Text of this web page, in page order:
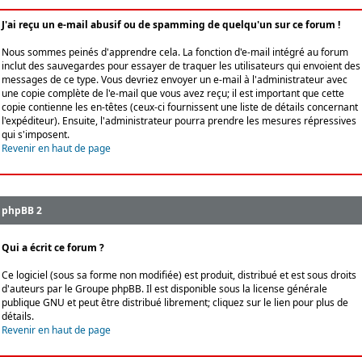
J'ai reçu un e-mail abusif ou de spamming de quelqu'un sur ce forum !
Nous sommes peinés d'apprendre cela. La fonction d'e-mail intégré au forum
inclut des sauvegardes pour essayer de traquer les utilisateurs qui envoient des
messages de ce type. Vous devriez envoyer un e-mail à l'administrateur avec
une copie complète de l'e-mail que vous avez reçu; il est important que cette
copie contienne les en-têtes (ceux-ci fournissent une liste de détails concernant
l'expéditeur). Ensuite, l'administrateur pourra prendre les mesures répressives
qui s'imposent.
Revenir en haut de page
phpBB 2
Qui a écrit ce forum ?
Ce logiciel (sous sa forme non modifiée) est produit, distribué et est sous droits
d'auteurs par leGroupe phpBB. Il est disponible sous la license générale
publique GNU et peut être distribué librement; cliquez sur le lien pour plus de
détails.
Revenir en haut de page